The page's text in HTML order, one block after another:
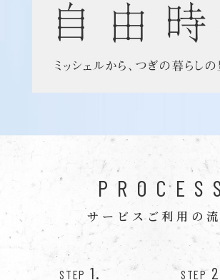
サービスご利用の
STEP 1. STEP